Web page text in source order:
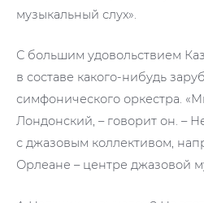
музыкальный слух».
С большим удовольствием
в составе какого-нибудь
симфонического оркестра.
Лондонский, – говорит он. –
с джазовым коллективом,
Орлеане – центре джазовой